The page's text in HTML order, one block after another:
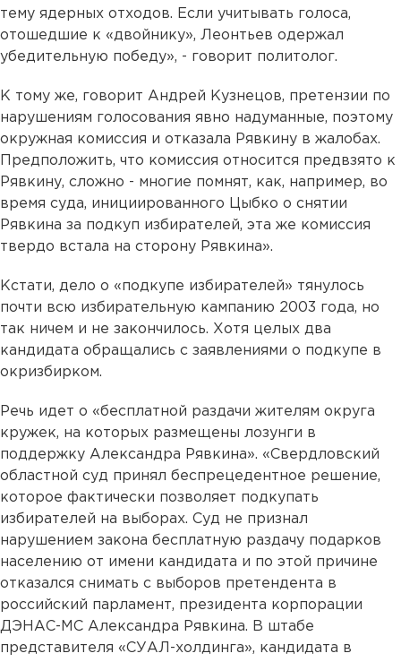
тему ядерных отходов. Если учитывать голоса,
отошедшие к «двойнику», Леонтьев одержал
убедительную победу», - говорит политолог.
К тому же, говорит Андрей Кузнецов, претензии по
нарушениям голосования явно надуманные, поэтому
окружная комиссия и отказала Рявкину в жалобах.
Предположить, что комиссия относится предвзято к
Рявкину, сложно - многие помнят, как, например, во
время суда, инициированного Цыбко о снятии
Рявкина за подкуп избирателей, эта же комиссия
твердо встала на сторону Рявкина».
Кстати, дело о «подкупе избирателей» тянулось
почти всю избирательную кампанию 2003 года, но
так ничем и не закончилось. Хотя целых два
кандидата обращались с заявлениями о подкупе в
окризбирком.
Речь идет о «бесплатной раздачи жителям округа
кружек, на которых размещены лозунги в
поддержку Александра Рявкина». «Свердловский
областной суд принял беспрецедентное решение,
которое фактически позволяет подкупать
избирателей на выборах. Суд не признал
нарушением закона бесплатную раздачу подарков
населению от имени кандидата и по этой причине
отказался снимать с выборов претендента в
российский парламент, президента корпорации
ДЭНАС-МС Александра Рявкина. В штабе
представителя «СУАЛ-холдинга», кандидата в